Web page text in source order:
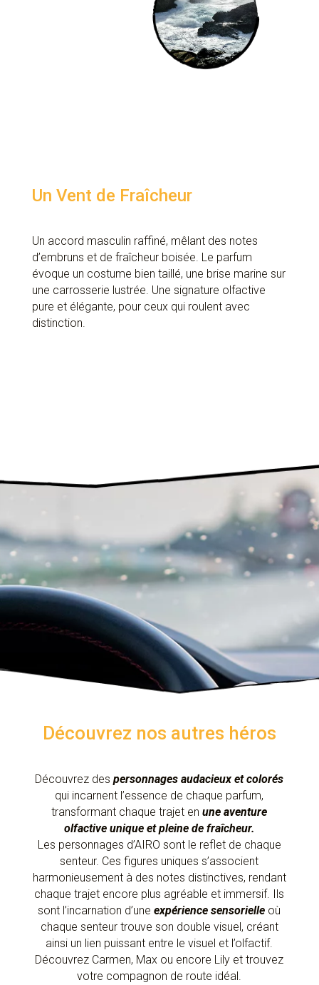
Un Vent de Fraîcheur
Un accord masculin raffiné, mêlant des notes
d’embruns et de fraîcheur boisée. Le parfum
évoque un costume bien taillé, une brise marine sur
une carrosserie lustrée. Une signature olfactive
pure et élégante, pour ceux qui roulent avec
distinction.
Découvrez nos autres héros
Découvrez despersonnages audacieux et colorés
qui incarnent l’essence de chaque parfum,
transformant chaque trajet enune aventure
olfactive unique et pleine de fraîcheur.
Les personnages d’AIRO sont le reflet de chaque
senteur. Ces figures uniques s’associent
harmonieusement à des notes distinctives, rendant
chaque trajet encore plus agréable et immersif. Ils
sont l’incarnation d’uneexpérience sensorielle où
chaque senteur trouve son double visuel, créant
ainsi un lien puissant entre le visuel et l’olfactif.
Découvrez Carmen, Max ou encore Lily et trouvez
votre compagnon de route idéal.